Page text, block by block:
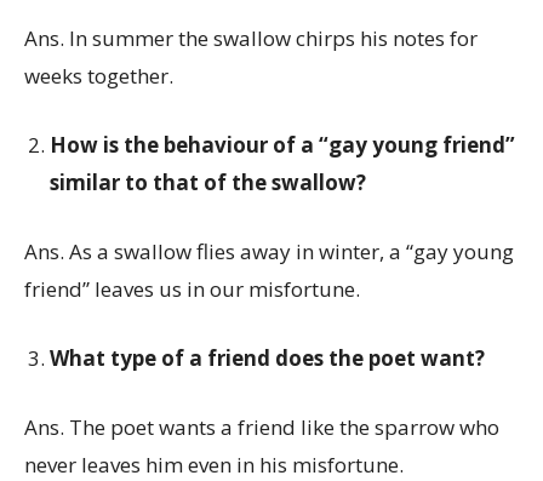
Ans. In summer the swallow chirps his notes for
weeks together.
How is the behaviour of a “gay young friend”
similar to that of the swallow?
Ans. As a swallow flies away in winter, a “gay young
friend” leaves us in our misfortune.
What type of a friend does the poet want?
Ans. The poet wants a friend like the sparrow who
never leaves him even in his misfortune.